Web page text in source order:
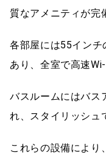
質なアメニティが完
各部屋には55イン
あり、全室で高速
バスルームにはバス
れ、スタイリッシュ
これらの設備により